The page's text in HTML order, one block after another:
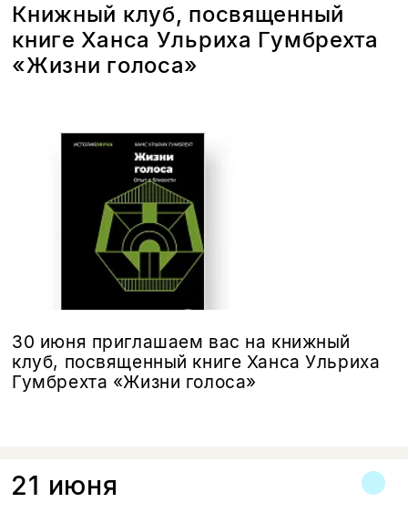
Книжный клуб, посвященный
книге Ханса Ульриха Гумбрехта
«Жизни голоса»
30 июня приглашаем вас на книжный
клуб, посвященный книге Ханса Ульриха
Гумбрехта «Жизни голоса»
21 июня